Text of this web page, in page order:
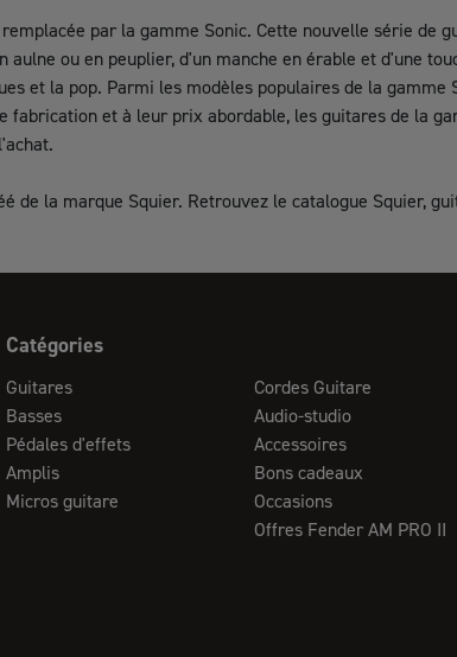
par la gamme Sonic. Cette nouvelle série
aulne ou en peuplier, d'un manche en érable et d'une
et la pop. Parmi les modèles populaires de la gamme
fabrication et à leur prix abordable, les guitares de la
de la marque Squier. Retrouvez le catalogue Squier,
Catégories
Guitares
Basses
Pédales d'effets
Amplis
Micros guitare
Cordes Guitare
Audio-studio
Accessoires
Bons cadeaux
Occasions
Offres Fender AM PRO II